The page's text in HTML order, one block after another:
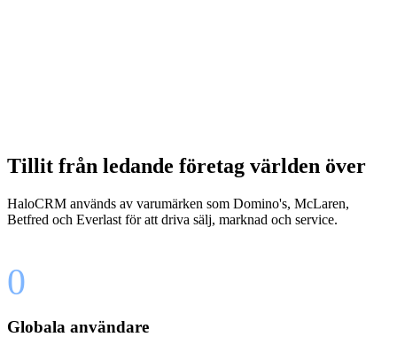
Tillit från ledande företag världen över
HaloCRM används av varumärken som Domino's, McLaren,
Betfred och Everlast för att driva sälj, marknad och service.
0
Globala användare